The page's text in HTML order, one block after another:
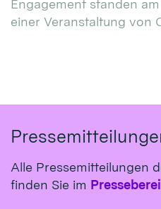
Engagement standen
einer Veranstaltung von
Alle Pressemitteilungen
finden Sie im